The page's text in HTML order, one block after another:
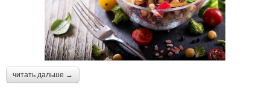
читать дальше →